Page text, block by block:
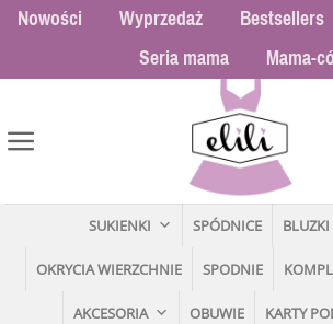
Przewiń
Nowości Wyprzedaż Bestsellers
Seria mama
Mama-
SUKIENKI SPÓDNICE BLUZKI
OKRYCIA WIERZCHNIE SPODNIE
AKCESORIA OBUWIE KARTY